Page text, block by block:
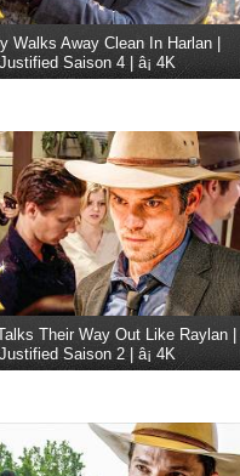
Walks Away Clean In Harlan |
Justified Saison 4 | â¡ 4K
Their Way Out Like Raylan |
Justified Saison 2 | â¡ 4K